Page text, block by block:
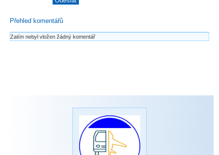
Přehled komentářů
Zatím nebyl vložen žádný komentář